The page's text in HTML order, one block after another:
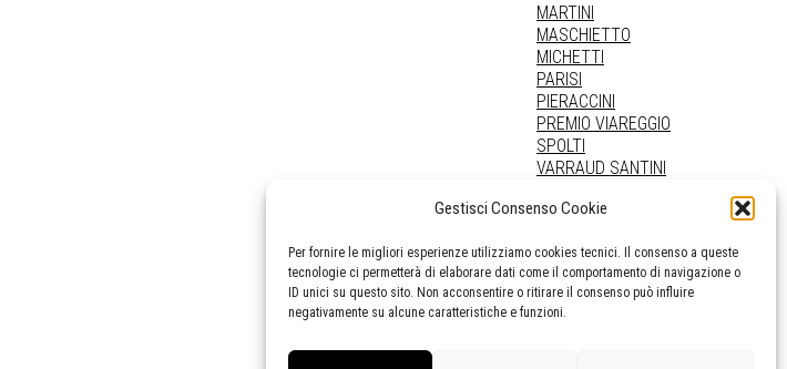
Gestisci Consenso Cookie
Per fornire le migliori esperienze utilizziamo cookies tecnici. Il consenso a queste
tecnologie ci permetterà di elaborare dati come il comportamento di navigazione o
ID unici su questo sito. Non acconsentire o ritirare il consenso può influire
negativamente su alcune caratteristiche e funzioni.
MARTINI
MASCHIETTO
MICHETTI
PARISI
PIERACCINI
PREMIO VIAREGGIO
SPOLTI
VARRAUD SANTINI